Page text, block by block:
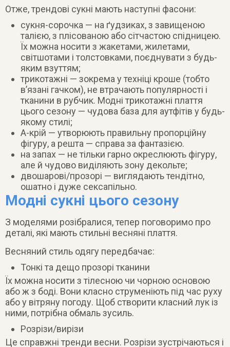
Отже, трендові сукні мають наступні фасони:
сукня-сорочка — на ґудзиках, з завищеною
талією, з плісованою або сітчастою спідницею.
Їх можна носити з жакетами, жилетами,
світшотами і толстовками, поєднувати з будь-
яким взуттям;
трикотажні — зокрема у техніці кроше (тобто
в’язані гачком), не втрачають популярності і
тканини в рубчик. Модні трикотажні плаття
цього сезону — чудова база для аутфітів у будь-
якому стилі;
А-крій — утворюють правильну пропорційну
фігуру, а решта — справа за фантазією.
на запах — не тільки гарно окреслюють фігуру,
але й чудово виділяють зону декольте;
двошарові/прозорі — виглядають тендітно,
ошатно і дуже сексапільно.
Модні сукні цього сезону
З моделями розібралися, тепер поговоримо про
деталі, які мають стильні весняні плаття.
Весняний стиль одягу передбачає:
Тонкі та дещо прозорі тканини
Їх можна носити з тілесною чи чорною основою
або ж з боді. Вони класно струменіють під час руху
або у вітряну погоду. Щоб створити класний лук із
ними, потрібна обмаль зусиль.
Розрізи/вирізи
Це справжні тренди весни. Розрізи зустрічаються і